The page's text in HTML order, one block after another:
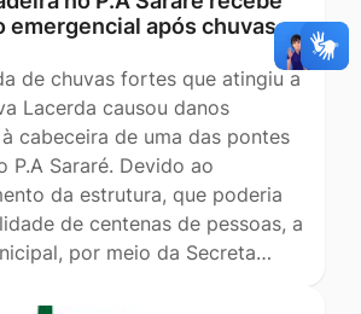
emergencial após chuvas
de chuvas fortes que atingiu a
Lacerda causou danos
cabeceira de uma das pontes
P.A Sararé. Devido ao
da estrutura, que poderia
de centenas de pessoas, a
por meio da Secreta…